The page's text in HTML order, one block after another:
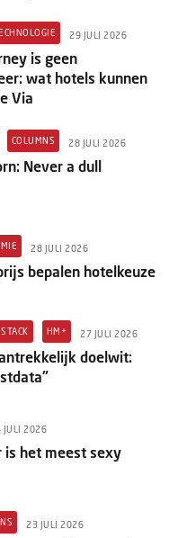
29 JULI 2026
is geen
wat hotels kunnen
Via
COLUMNS 28 JULI 2026
Never a dull
28 JULI 2026
bepalen hotelkeuze
HM+ 27 JULI 2026
doelwit:
JULI 2026
is het meest sexy
23 JULI 2026